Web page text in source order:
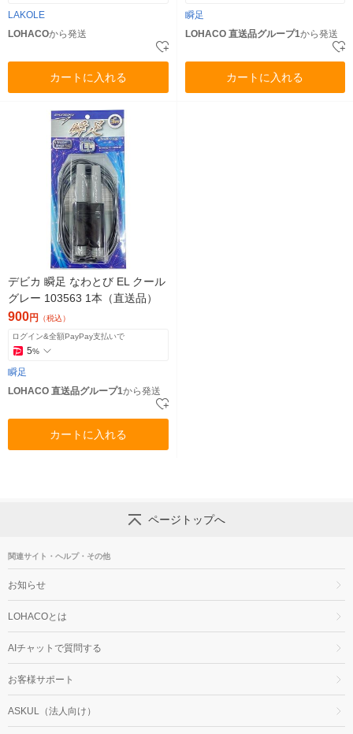
LAKOLE
LOHACOから発送
カートに入れる
瞬足
LOHACO 直送品グループ1から発送
カートに入れる
デビカ 瞬足 なわとび EL クール
グレー 103563 1本（直送品）
900円 （税込）
ログイン&全額PayPay支払いで
5%
瞬足
LOHACO 直送品グループ1から発送
カートに入れる
ページトップへ
関連サイト・ヘルプ・その他
お知らせ
LOHACOとは
AIチャットで質問する
お客様サポート
ASKUL（法人向け）